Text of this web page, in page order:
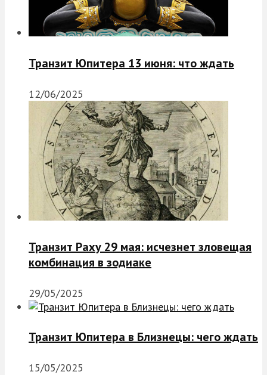
Транзит Юпитера 13 июня: что ждать
12/06/2025
Транзит Раху 29 мая: исчезнет зловещая
комбинация в зодиаке
29/05/2025
Транзит Юпитера в Близнецы: чего ждать
15/05/2025